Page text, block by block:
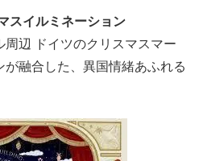
スイルミネーション
周辺 ドイツのクリスマスマー
融合した、異国情緒あふれる